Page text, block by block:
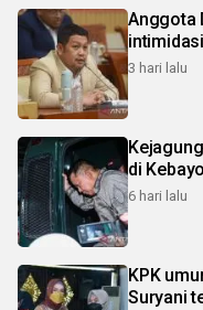
Anggota
3 hari lalu
di
6 hari lalu
KPK
Suryani